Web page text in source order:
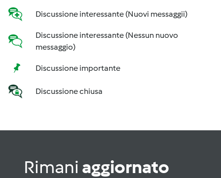
Discussione interessante (Nuovi messaggii)
Discussione interessante (Nessun nuovo
messaggio)
Discussione importante
Discussione chiusa
Rimani aggiornato